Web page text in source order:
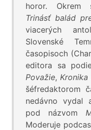
horor. Okrem
Trinásť balád
viacerých
Slovenské
časopisoch
editora sa
Považie,
šéfredaktorom
nedávno vydal
pod názvom
Moderuje